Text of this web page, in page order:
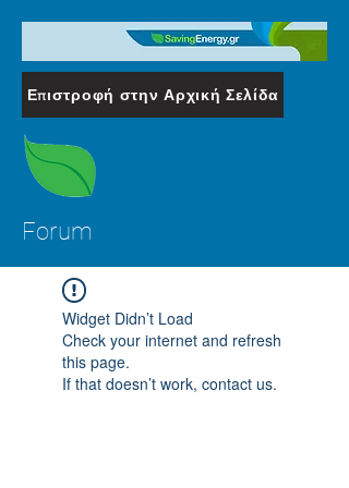
Επιστροφή στην Αρχική Σελίδα
Forum
Widget Didn’t Load
Check your internet and refresh
this page.
If that doesn’t work, contact us.